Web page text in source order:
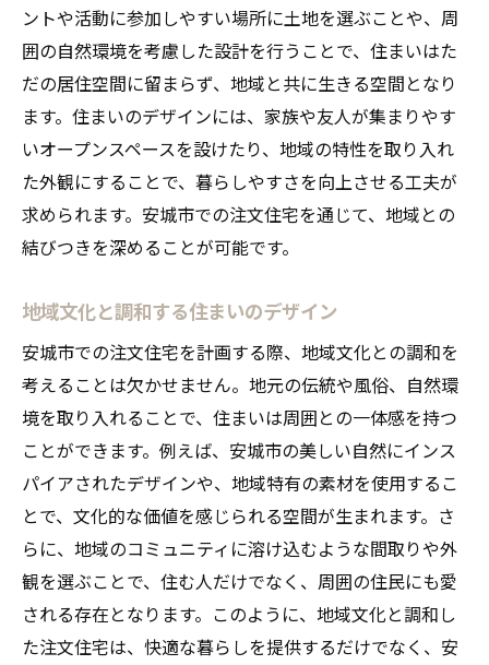
ントや活動に参加しやすい場所に土地を選ぶことや、周
囲の自然環境を考慮した設計を行うことで、住まいはた
だの居住空間に留まらず、地域と共に生きる空間となり
ます。住まいのデザインには、家族や友人が集まりやす
いオープンスペースを設けたり、地域の特性を取り入れ
た外観にすることで、暮らしやすさを向上させる工夫が
求められます。安城市での注文住宅を通じて、地域との
結びつきを深めることが可能です。
地域文化と調和する住まいのデザイン
安城市での注文住宅を計画する際、地域文化との調和を
考えることは欠かせません。地元の伝統や風俗、自然環
境を取り入れることで、住まいは周囲との一体感を持つ
ことができます。例えば、安城市の美しい自然にインス
パイアされたデザインや、地域特有の素材を使用するこ
とで、文化的な価値を感じられる空間が生まれます。さ
らに、地域のコミュニティに溶け込むような間取りや外
観を選ぶことで、住む人だけでなく、周囲の住民にも愛
される存在となります。このように、地域文化と調和し
た注文住宅は、快適な暮らしを提供するだけでなく、安